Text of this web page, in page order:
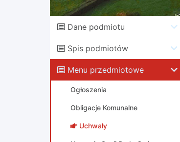
Dane podmiotu
Spis podmiotów
Menu przedmiotowe
Ogłoszenia
Obligacje Komunalne
Uchwały